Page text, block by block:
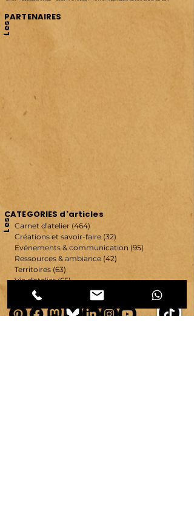
Les
PARTENAIRES
Carnet d'atelier (464)
Créations et savoir-faire (32)
Evénements & communication (95)
Ressources & ambiance (42)
Territoires (63)
Vie d'atelier (65)65 posts
Les
CATEGORIES d'articles